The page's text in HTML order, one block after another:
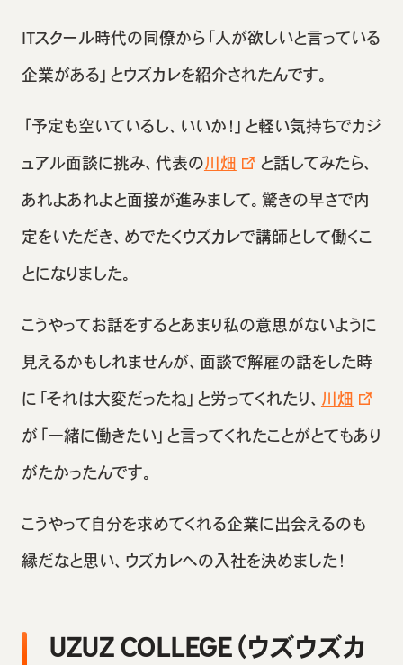
ITスクール時代の同僚から「人が欲しいと言っている
企業がある」とウズカレを紹介されたんです。
「予定も空いているし、いいか！」と軽い気持ちでカジ
ュアル面談に挑み、代表の川畑
と話してみたら、
あれよあれよと面接が進みまして。驚きの早さで内
定をいただき、めでたくウズカレで講師として働くこ
とになりました。
こうやってお話をするとあまり私の意思がないように
見えるかもしれませんが、面談で解雇の話をした時
に「それは大変だったね」と労ってくれたり、 川畑
が「一緒に働きたい」と言ってくれたことがとてもあり
がたかったんです。
こうやって自分を求めてくれる企業に出会えるのも
縁だなと思い、ウズカレへの入社を決めました！
UZUZ COLLEGE（ウズウズカ